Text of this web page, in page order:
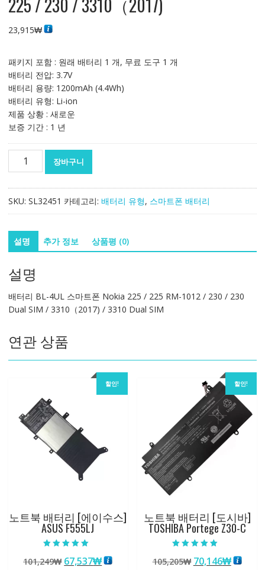
23,915₩
패키지 포함 : 원래 배터리 1 개, 무료 도구 1 개
배터리 전압: 3.7V
배터리 용량: 1200mAh (4.4Wh)
배터리 유형: Li-ion
제품 상황 : 새로운
보증 기간 : 1 년
리
4UL
스
트
Nokia
225
230
3310（2017)
장바구니
SKU: SL32451 카테고리: 배터리 유형, 스마트폰 배터리
설명 추가 정보 상품평 (0)
설명
배터리 BL-4UL 스마트폰 Nokia 225 / 225 RM-1012 / 230 / 230
Dual SIM / 3310（2017) / 3310 Dual SIM
연관 상품
할인!
노트북 배터리 [에이수스]
ASUS F555LJ
5.00
로 평가됨
101,249₩ 원
67,537₩현
할인!
노트북 배터리 [도시바]
TOSHIBA Portege Z30-C
5.00
로 평가됨
105,205₩ 원
70,146₩현